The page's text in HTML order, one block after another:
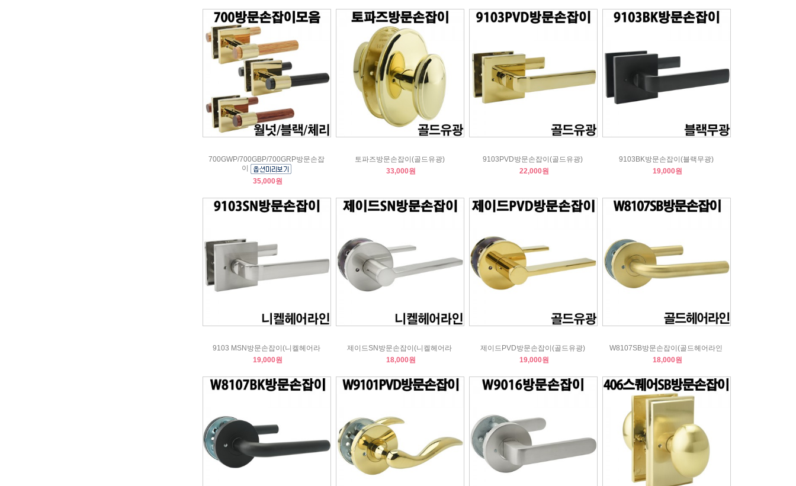
700GWP/700GBP/700GRP방문손잡
이
35,000원
토파즈방문손잡이(골드유광)
33,000원
9103PVD방문손잡이(골드유광)
22,000원
9103BK방문손잡이(블랙무광)
19,000원
9103 MSN방문손잡이(니켈헤어라
19,000원
제이드SN방문손잡이(니켈헤어라
18,000원
제이드PVD방문손잡이(골드유광)
19,000원
W8107SB방문손잡이(골드헤어라인
18,000원